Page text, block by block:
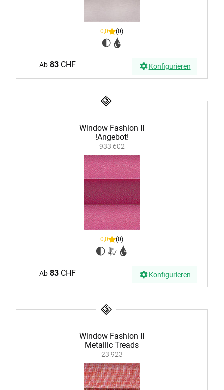
0,0 (0)
Ab 83CHF Konfigurieren
Window Fashion II
!Angebot!
933.602
0,0 (0)
Ab 83CHF Konfigurieren
Window Fashion II
Metallic Treads
23.923